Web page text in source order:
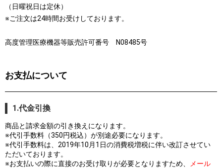
（日曜祝日は定休）
※ご注文は24時間お受けしております。
高度管理医療機器等販売許可番号 N08485号
お支払について
1.代金引換
商品と請求金額の引き換えになります。
※代引手数料（350円税込）が別途必要になります。
※代引手数料は、2019年10月1日の消費税増税に伴い改訂させてい
ただいております。
※お支払いの際に直接のお受け取りが必要となりますため、
メール